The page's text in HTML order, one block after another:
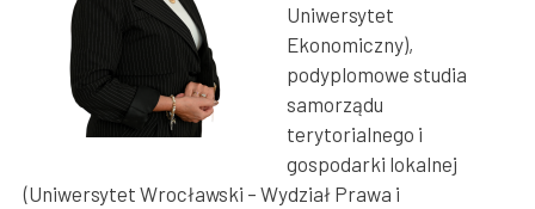
Uniwersytet
Ekonomiczny),
podyplomowe studia
samorządu
terytorialnego i
gospodarki lokalnej
(Uniwersytet Wrocławski – Wydział Prawa i